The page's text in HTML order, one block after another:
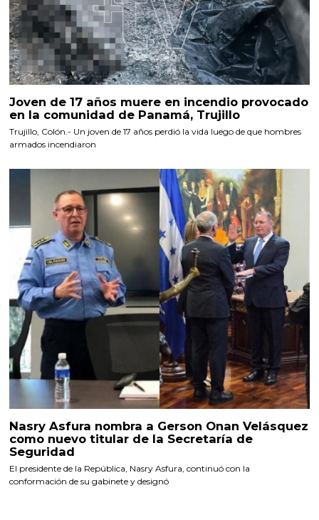
Joven de 17 años muere en incendio provocado
en la comunidad de Panamá, Trujillo
Trujillo, Colón.- Un joven de 17 años perdió la vida luego de que hombres
armados incendiaron
Nasry Asfura nombra a Gerson Onan Velásquez
como nuevo titular de la Secretaría de
Seguridad
El presidente de la República, Nasry Asfura, continuó con la
conformación de su gabinete y designó